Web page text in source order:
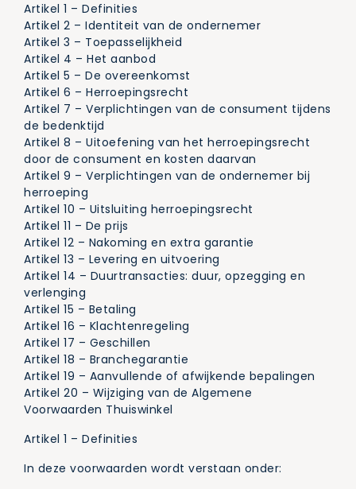
Artikel 1 – Definities
Artikel 2 – Identiteit van de ondernemer
Artikel 3 – Toepasselijkheid
Artikel 4 – Het aanbod
Artikel 5 – De overeenkomst
Artikel 6 – Herroepingsrecht
Artikel 7 – Verplichtingen van de consument tijdens
de bedenktijd
Artikel 8 – Uitoefening van het herroepingsrecht
door de consument en kosten daarvan
Artikel 9 – Verplichtingen van de ondernemer bij
herroeping
Artikel 10 – Uitsluiting herroepingsrecht
Artikel 11 – De prijs
Artikel 12 – Nakoming en extra garantie
Artikel 13 – Levering en uitvoering
Artikel 14 – Duurtransacties: duur, opzegging en
verlenging
Artikel 15 – Betaling
Artikel 16 – Klachtenregeling
Artikel 17 – Geschillen
Artikel 18 – Branchegarantie
Artikel 19 – Aanvullende of afwijkende bepalingen
Artikel 20 – Wijziging van de Algemene
Voorwaarden Thuiswinkel
Artikel 1 – Definities
In deze voorwaarden wordt verstaan onder: